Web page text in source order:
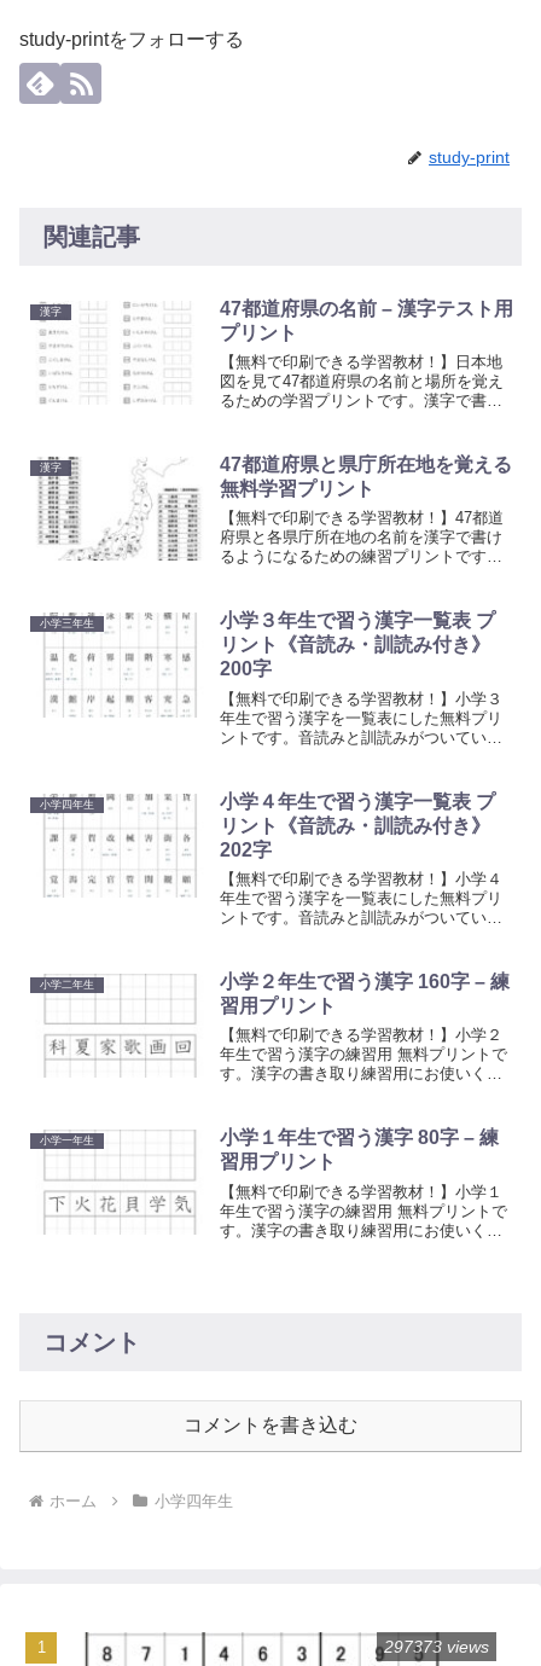
study-printをフォローする
study-print
関連記事
漢字
47都道府県の名前 – 漢字テスト用
プリント
【無料で印刷できる学習教材！】日本地
図を見て47都道府県の名前と場所を覚え
るための学習プリントです。漢字で書く
めの学習用にお使いください。無料でご
利用いただけます。
漢字
47都道府県と県庁所在地を覚える
無料学習プリント
【無料で印刷できる学習教材！】47都道
府県と各県庁所在地の名前を漢字で書け
るようになるための練習プリントです。
い。無料でご利用いただけます。
小学三年生
小学３年生で習う漢字一覧表 プ
リント《音読み・訓読み付き》
200字
【無料で印刷できる学習教材！】小学３
年生で習う漢字を一覧表にした無料プリ
ントです。音読みと訓読みがついていま
ます。
小学四年生
小学４年生で習う漢字一覧表 プ
リント《音読み・訓読み付き》
202字
【無料で印刷できる学習教材！】小学４
年生で習う漢字を一覧表にした無料プリ
ントです。音読みと訓読みがついていま
ます。
小学二年生
小学２年生で習う漢字 160字 – 練
習用プリント
【無料で印刷できる学習教材！】小学２
年生で習う漢字の練習用 無料プリントで
す。漢字の書き取り練習用にお使いくだ
小学一年生
小学１年生で習う漢字 80字 – 練
習用プリント
【無料で印刷できる学習教材！】小学１
年生で習う漢字の練習用 無料プリントで
す。漢字の書き取り練習用にお使いくだ
コメント
コメントを書き込む
ホーム 小学四年生
297373 views